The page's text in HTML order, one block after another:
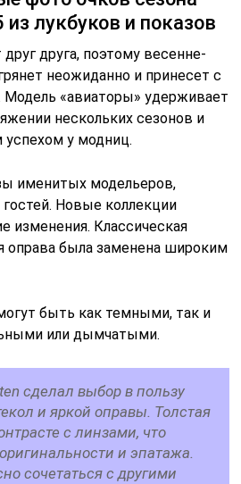
из лукбуков и показов
друга, поэтому весенне-
неожиданно и принесет с
Модель «авиаторы» удерживает
нескольких сезонов и
успехом у модниц.
именитых модельеров,
Новые коллекции
изменения. Классическая
оправа была заменена широким
быть как темными, так и
или дымчатыми.
сделал выбор в пользу
и яркой оправы. Толстая
с линзами, что
и эпатажа.
сочетаться с другими